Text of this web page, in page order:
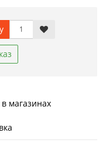
магазинах